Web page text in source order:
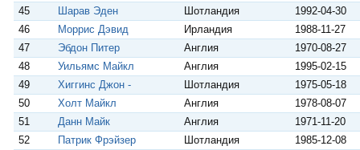
45
Шарав Эден Шотландия
1992-04-30
46
Моррис Дэвид Ирландия
1988-11-27
47
Эбдон Питер Англия
1970-08-27
48
Уильямс Майкл Англия
1995-02-15
49
Хиггинс Джон - Шотландия
1975-05-18
50
Холт Майкл Англия
1978-08-07
51
Данн Майк Англия
1971-11-20
52
Патрик Фрэйзер Шотландия
1985-12-08